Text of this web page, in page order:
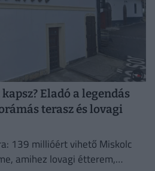
Eladó a legendás
terasz és lovagi
139 millióért vihető Miskolc
amihez lovagi étterem,